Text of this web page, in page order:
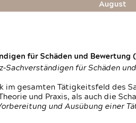
August
für Schäden und Bewertung
Sachverständigen für Schäden
gesamten Tätigkeitsfeld des
und Praxis, als auch die
und Ausübung einer